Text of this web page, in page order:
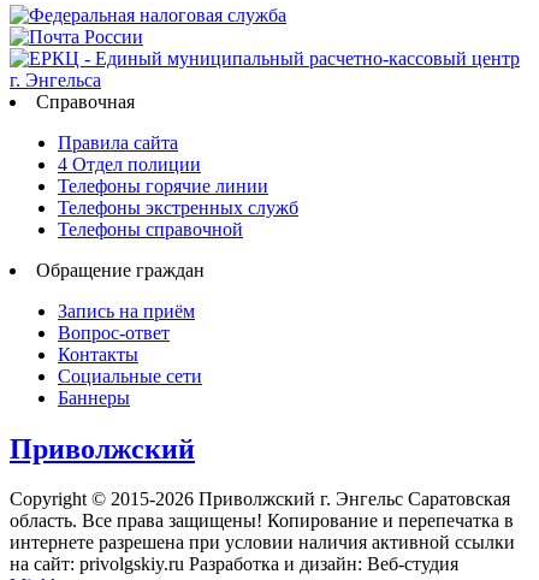
Справочная
Правила сайта
4 Отдел полиции
Телефоны горячие линии
Телефоны экстренных служб
Телефоны справочной
Обращение граждан
Запись на приём
Вопрос-ответ
Контакты
Социальные сети
Баннеры
Приволжский
Copyright © 2015-2026 Приволжский г. Энгельс Саратовская
область. Все права защищены! Копирование и перепечатка в
интернете разрешена при условии наличия активной ссылки
на сайт: privolgskiy.ru Разработка и дизайн: Веб-студия